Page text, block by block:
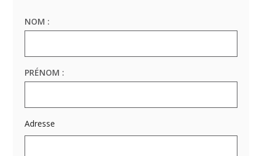
NOM :
PRÉNOM :
Adresse